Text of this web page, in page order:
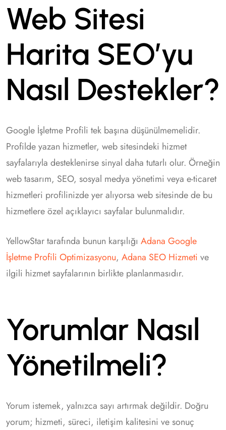
Web Sitesi
Harita SEO’yu
Nasıl Destekler?
Google İşletme Profili tek başına düşünülmemelidir.
Profilde yazan hizmetler, web sitesindeki hizmet
sayfalarıyla desteklenirse sinyal daha tutarlı olur. Örneğin
web tasarım, SEO, sosyal medya yönetimi veya e-ticaret
hizmetleri profilinizde yer alıyorsa web sitesinde de bu
hizmetlere özel açıklayıcı sayfalar bulunmalıdır.
YellowStar tarafında bunun karşılığı Adana Google
İşletme Profili Optimizasyonu, Adana SEO Hizmeti ve
ilgili hizmet sayfalarının birlikte planlanmasıdır.
Yorumlar Nasıl
Yönetilmeli?
Yorum istemek, yalnızca sayı artırmak değildir. Doğru
yorum; hizmeti, süreci, iletişim kalitesini ve sonuç